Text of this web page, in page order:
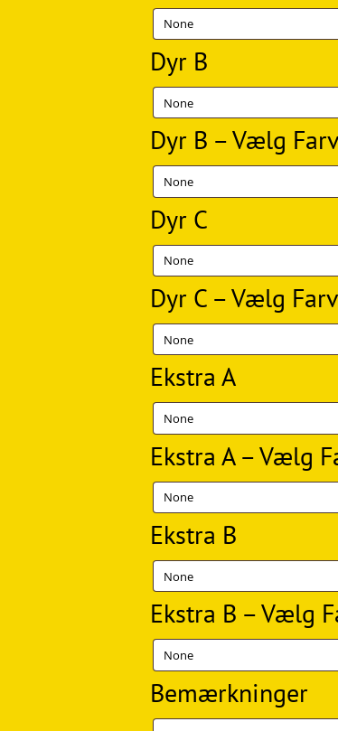
Dyr B
Dyr B – Vælg
Dyr C
Dyr C – Vælg
Ekstra A
Ekstra A – Vælg
Ekstra B
Ekstra B – Vælg
Bemærkninger
Bemærkninger